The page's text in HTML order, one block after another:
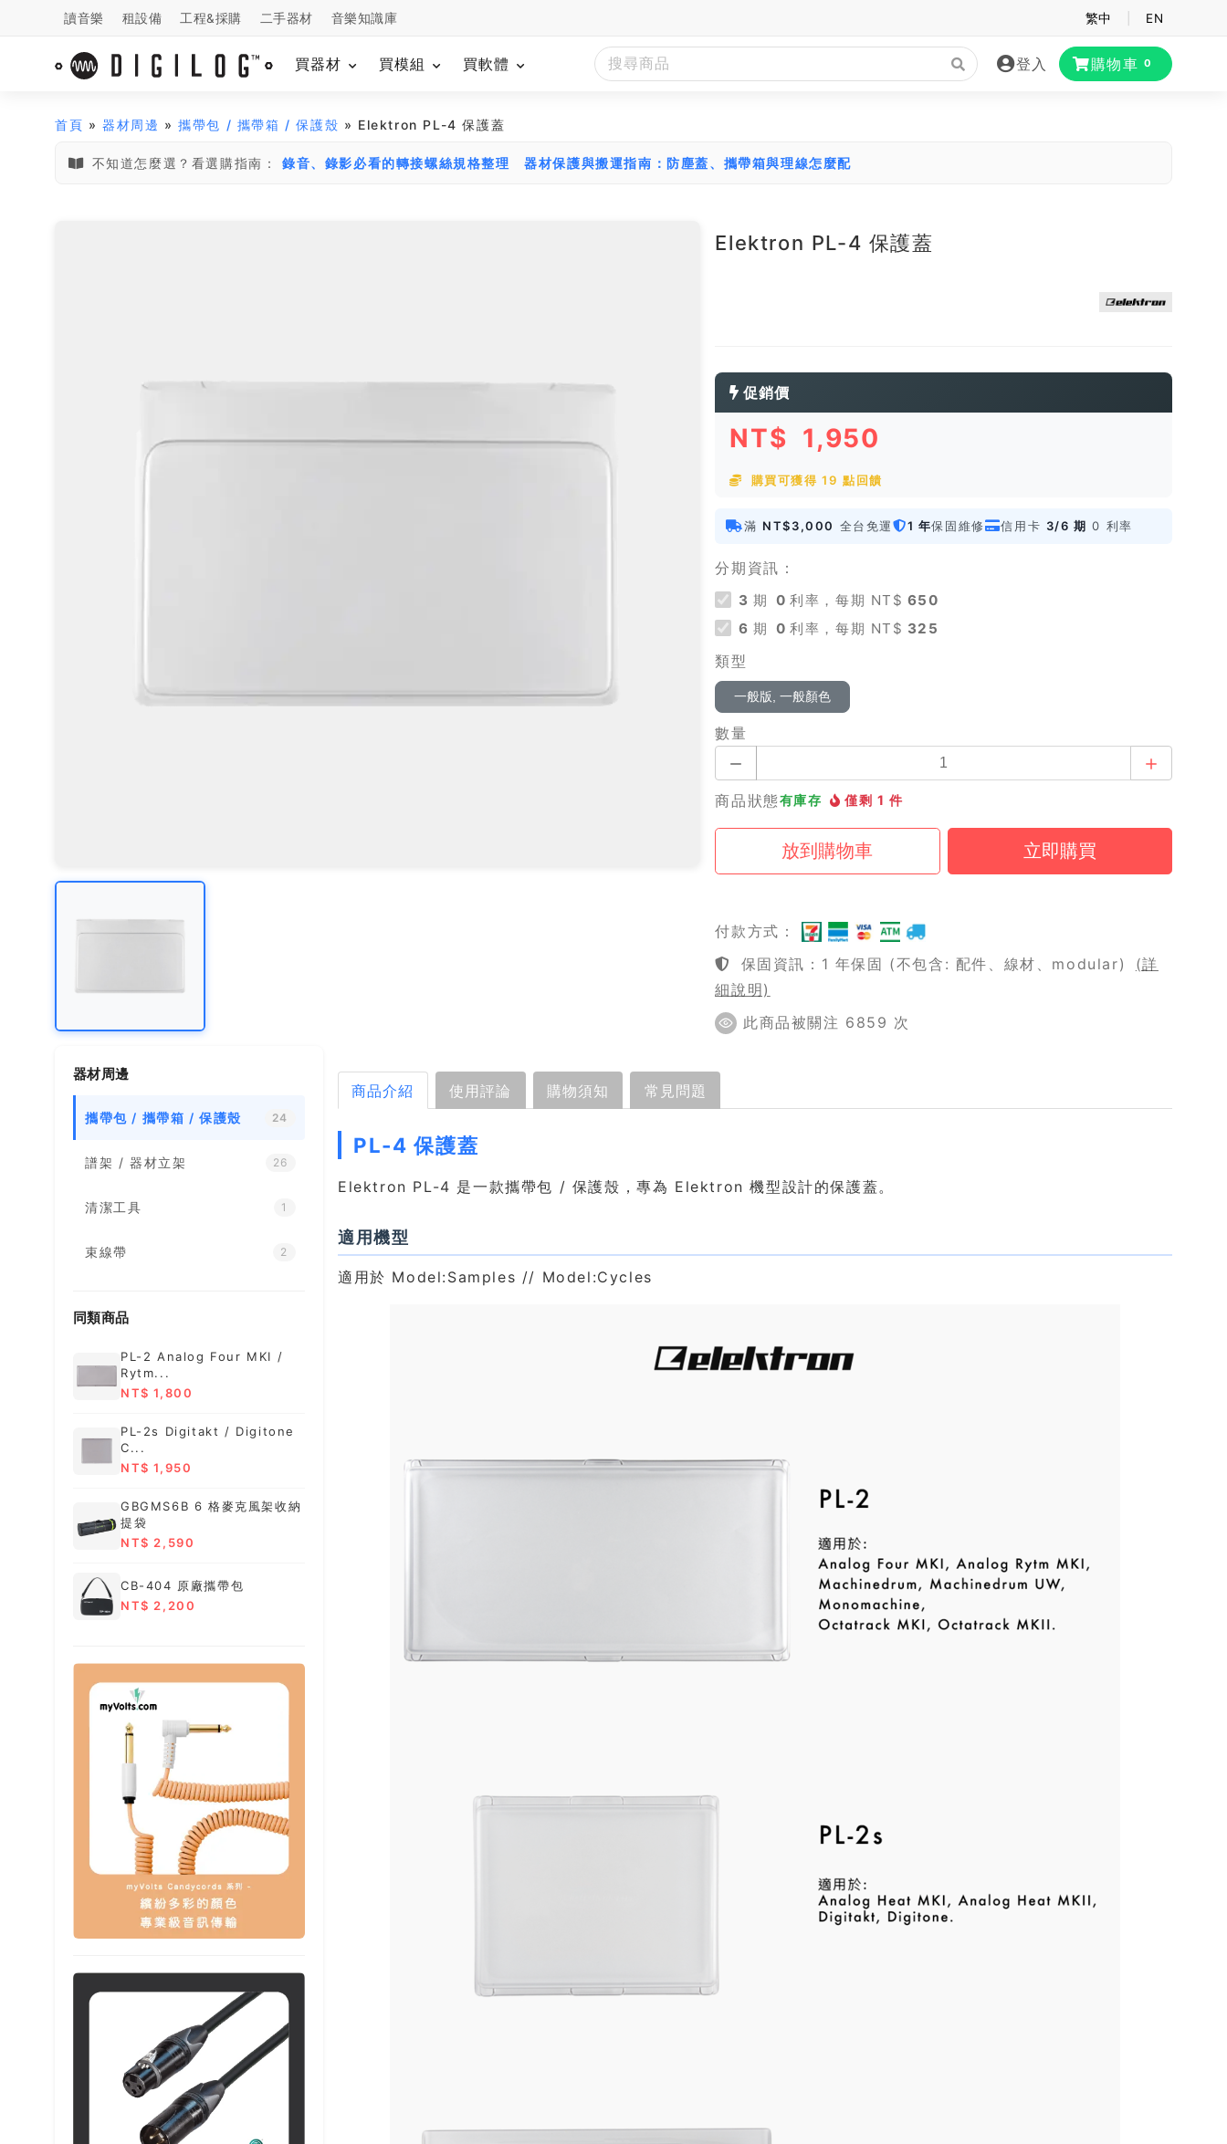
讀音樂 租設備 工程&採購 二手器材 音樂知識庫 繁中 EN
買器材 買模組 買軟體 登入 購物車 0
首頁 »器材周邊 »攜帶包 / 攜帶箱 / 保護殼 » Elektron PL-4 保護蓋
不知道怎麼選？看選購指南： 錄音、錄影必看的轉接螺絲規格整理 器材保護與搬運指南：防塵蓋、攜帶箱與理線怎麼配
Elektron PL-4 保護蓋
促銷價
NT$ 1,950
購買可獲得 19 點回饋
滿 NT$3,000 全台免運 1 年保固維修 信用卡 3/6 期 0 利率
分期資訊：
3 期 0 利率，每期 NT$ 650
6 期 0 利率，每期 NT$ 325
類型
一般版, 一般顏色
數量
商品狀態有庫存 僅剩 1 件
付款方式：
保固資訊：1 年保固 (不包含: 配件、線材、modular)
(詳
細說明)
此商品被關注 6859 次
器材周邊
攜帶包 / 攜帶箱 / 保護殼 24
譜架 / 器材立架 26
清潔工具 1
束線帶 2
同類商品
PL-2 Analog Four MKI /
Rytm...
NT$ 1,800
PL-2s Digitakt / Digitone
C...
NT$ 1,950
GBGMS6B 6 格麥克風架收納
提袋
NT$ 2,590
CB-404 原廠攜帶包
NT$ 2,200
商品介紹 使用評論 購物須知 常見問題
PL-4 保護蓋
Elektron PL-4 是一款攜帶包 / 保護殼，專為 Elektron 機型設計的保護蓋。
適用機型
適用於 Model:Samples // Model:Cycles